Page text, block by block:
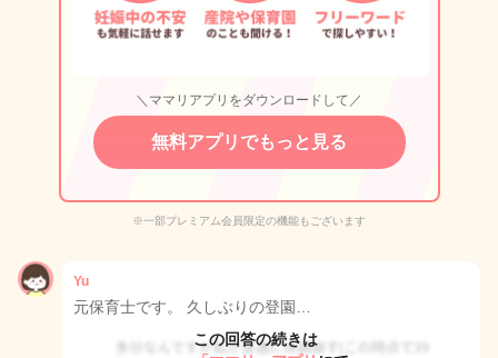
＼ママリアプリをダウンロードして／
無料アプリでもっと見る
※一部プレミアム会員限定の機能もございます
Yu
元保育士です。 久しぶりの登園…
この回答の続きは